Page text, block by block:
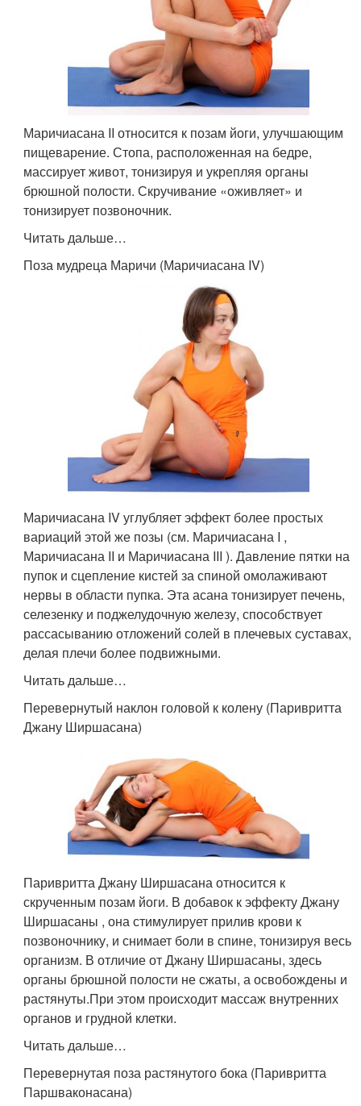
Маричиасана II относится к позам йоги, улучшающим
пищеварение. Стопа, расположенная на бедре,
массирует живот, тонизируя и укрепляя органы
брюшной полости. Скручивание «оживляет» и
тонизирует позвоночник.
Читать дальше…
Поза мудреца Маричи (Маричиасана IV)
Маричиасана IV углубляет эффект более простых
вариаций этой же позы (см. Маричиасана I ,
Маричиасана II и Маричиасана III ). Давление пятки на
пупок и сцепление кистей за спиной омолаживают
нервы в области пупка. Эта асана тонизирует печень,
селезенку и поджелудочную железу, способствует
рассасыванию отложений солей в плечевых суставах,
делая плечи более подвижными.
Читать дальше…
Перевернутый наклон головой к колену (Паривритта
Джану Ширшасана)
Паривритта Джану Ширшасана относится к
скрученным позам йоги. В добавок к эффекту Джану
Ширшасаны , она стимулирует прилив крови к
позвоночнику, и снимает боли в спине, тонизируя весь
организм. В отличие от Джану Ширшасаны, здесь
органы брюшной полости не сжаты, а освобождены и
растянуты.При этом происходит массаж внутренних
органов и грудной клетки.
Читать дальше…
Перевернутая поза растянутого бока (Паривритта
Паршваконасана)